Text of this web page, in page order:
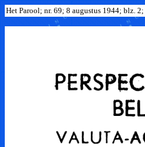
Het Parool; nr. 69; 8 augustus 1944; blz. 2;